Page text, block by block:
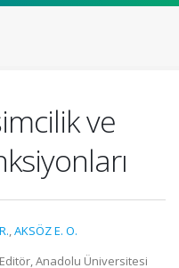
ve
,AKSÖZ E. O.
Anadolu Üniversitesi